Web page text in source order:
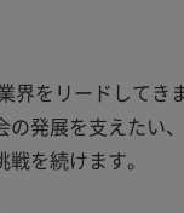
界をリードして
発展を支えたい
を続けます。